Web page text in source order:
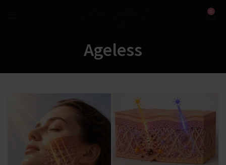
0
Ageless